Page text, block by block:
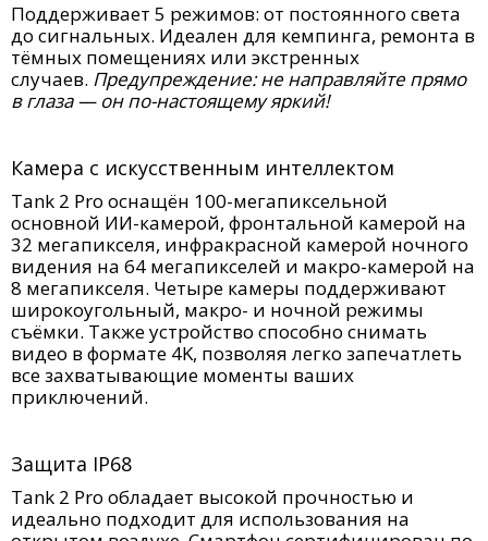
Поддерживает 5 режимов: от постоянного света
до сигнальных. Идеален для кемпинга, ремонта в
тёмных помещениях или экстренных
случаев. Предупреждение: не направляйте прямо
в глаза — он по-настоящему яркий!
Камера с искусственным интеллектом
Tank 2 Pro оснащён 100-мегапиксельной
основной ИИ-камерой, фронтальной камерой на
32 мегапикселя, инфракрасной камерой ночного
видения на 64 мегапикселей и макро-камерой на
8 мегапикселя. Четыре камеры поддерживают
широкоугольный, макро- и ночной режимы
съёмки. Также устройство способно снимать
видео в формате 4K, позволяя легко запечатлеть
все захватывающие моменты ваших
приключений.
Защита IP68
Tank 2 Pro обладает высокой прочностью и
идеально подходит для использования на